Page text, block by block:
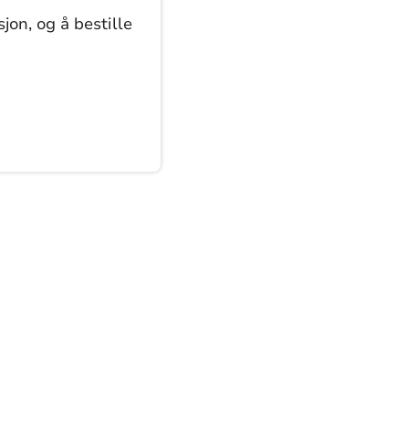
og å bestille